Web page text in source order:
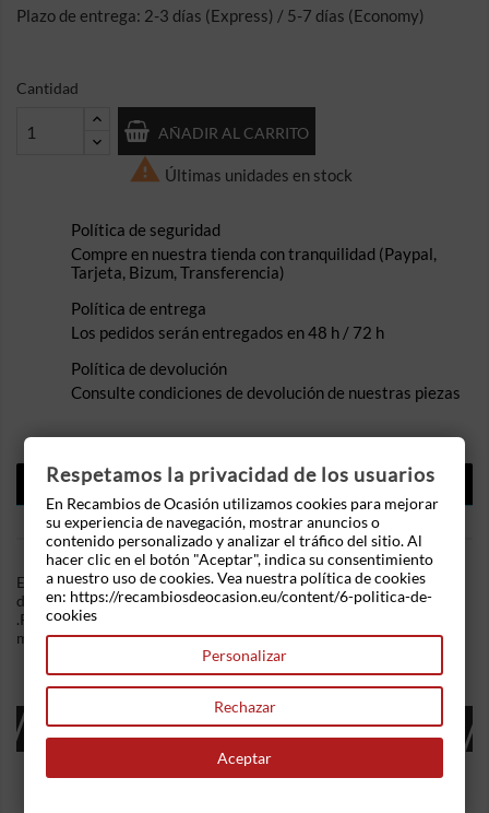
Plazo de entrega: 2-3 días (Express) / 5-7 días (Economy)
Cantidad
AÑADIR AL CARRITO
 Últimas unidades en stock
Política de seguridad
Compre en nuestra tienda con tranquilidad (Paypal,
Tarjeta, Bizum, Transferencia)
Política de entrega
Los pedidos serán entregados en 48 h / 72 h
Política de devolución
Consulte condiciones de devolución de nuestras piezas
DESCRIPCIÓN
DETALLES DEL PRODUCTO
En Recambios de Ocasion disponemos de Mando elevalunas
delantero izquierdo Bmw Serie 5 (E34) 525 td (115 cv)
.Referencia Interna: 10311328206121. Ademas, disponemos de
mas recambios, si tiene cualquier duda consultenos.
16 OTROS PRODUCTOS EN LA MISMA
CATEGORÍA:
Respetamos la privacidad de los usuarios
En Recambios de Ocasión utilizamos cookies para mejorar
su experiencia de navegación, mostrar anuncios o
contenido personalizado y analizar el tráfico del sitio. Al
hacer clic en el botón "Aceptar", indica su consentimiento
a nuestro uso de cookies. Vea nuestra política de cookies
en: https://recambiosdeocasion.eu/content/6-politica-de-
cookies
Personalizar
Rechazar
Aceptar